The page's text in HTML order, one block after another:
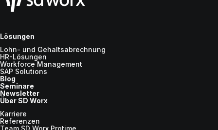
Lösungen
Lohn- und Gehaltsabrechnung
HR-Lösungen
Workforce Management
SAP Solutions
Blog
Seminare
Newsletter
Über SD Worx
Karriere
Referenzen